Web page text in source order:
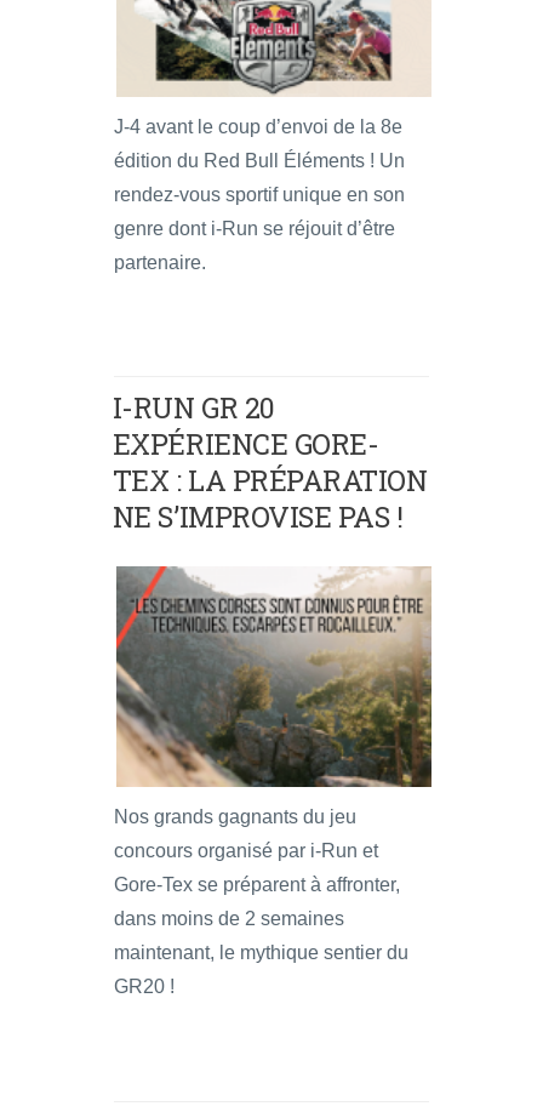
J-4 avant le coup d’envoi de la 8e
édition du Red Bull Éléments ! Un
rendez-vous sportif unique en son
genre dont i-Run se réjouit d’être
partenaire.
I-RUN GR 20
EXPÉRIENCE GORE-
TEX : LA PRÉPARATION
NE S’IMPROVISE PAS !
Nos grands gagnants du jeu
concours organisé par i-Run et
Gore-Tex se préparent à affronter,
dans moins de 2 semaines
maintenant, le mythique sentier du
GR20 !